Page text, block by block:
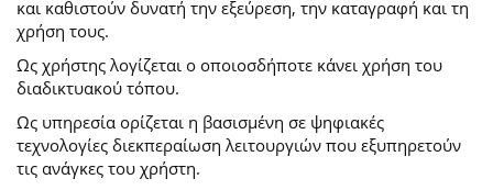
και καθιστούν δυνατή την εξεύρεση, την καταγραφή και τη
χρήση τους.
Ως χρήστης λογίζεται ο οποιοσδήποτε κάνει χρήση του
διαδικτυακού τόπου.
Ως υπηρεσία ορίζεται η βασισμένη σε ψηφιακές
τεχνολογίες διεκπεραίωση λειτουργιών που εξυπηρετούν
τις ανάγκες του χρήστη.